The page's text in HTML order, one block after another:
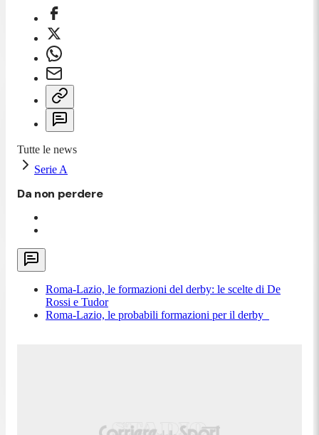
Tutte le news
Serie A
Da non perdere
Roma-Lazio, le formazioni del derby: le scelte di De
Rossi e Tudor
Roma-Lazio, le probabili formazioni per il derby